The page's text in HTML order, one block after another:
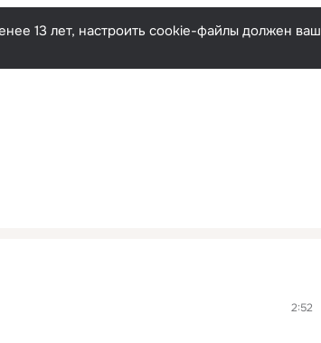
13 лет, настроить cookie-файлы должен ваш
2:52